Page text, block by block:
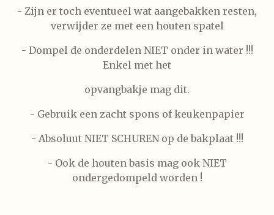
- Zijn er toch eventueel wat aangebakken resten,
verwijder ze met een houten spatel
- Dompel de onderdelen NIET onder in water !!!
Enkel met het
opvangbakje mag dit.
- Gebruik een zacht spons of keukenpapier
- Absoluut NIET SCHUREN op de bakplaat !!!
- Ook de houten basis mag ook NIET
ondergedompeld worden !